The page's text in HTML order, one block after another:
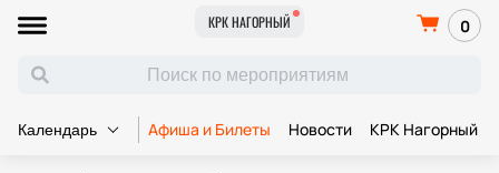
КРК НАГОРНЫЙ 0
Календарь Афиша и Билеты Новости КРК Нагорный